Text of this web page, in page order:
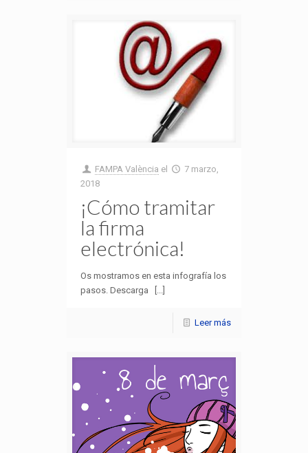
FAMPA València el
7 marzo,
2018
¡Cómo tramitar
la firma
electrónica!
Os mostramos en esta infografía los
pasos. Descarga [...]
Leer más